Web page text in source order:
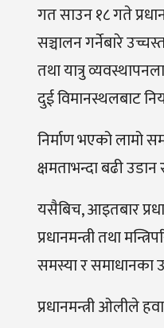
गत साउन १८ गते
सञ्चालन गर्नेबारे
तथा यात्रु
दुई विमानस्थलबाट
निर्माण भएको लामो
क्षमताभन्दा बढी
यसैबिच, आइतबार
प्रधानमन्त्री तथा
समस्या र समाधानका
प्रधानमन्त्री ओलीले